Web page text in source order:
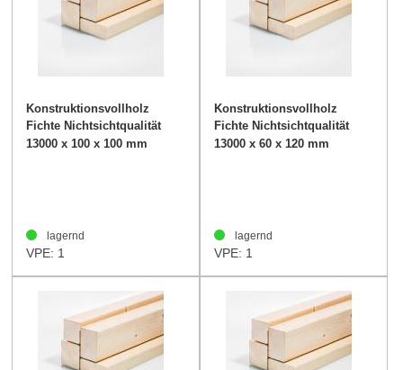
Konstruktionsvollholz
Fichte Nichtsichtqualität
100/100mm -
13000 x 100 x 100 mm
lagernd
VPE: 1
Konstruktionsvollholz
Fichte Nichtsichtqualität
60/120mm
13000 x 60 x 120 mm
lagernd
VPE: 1